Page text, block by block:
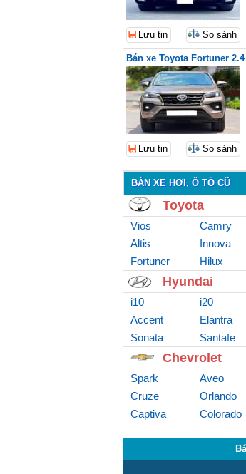
Lưu tin So sánh
Bán xe Toyota Fortuner
Lưu tin So sánh
BÁN XE HƠI, Ô TÔ CŨ
Toyota
Vios
Camry
Altis
Innova
Fortuner
Hilux
Hyundai
i10
i20
Accent
Elantra
Sonata
Santafe
Chevrolet
Spark
Aveo
Cruze
Orlando
Captiva
Colorado